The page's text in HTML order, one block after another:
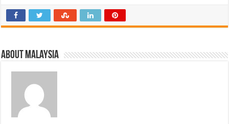
About Malaysia